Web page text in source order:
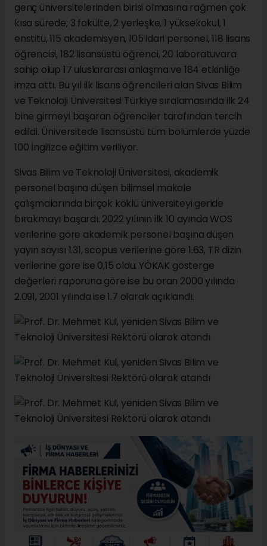
genç üniversitelerinden birisi olmasına rağmen çok
kısa sürede; 3 fakülte, 2 yerleşke, 1 yüksekokul, 1
enstitü, 115 akademisyen, 105 idari personel, 118 lisans
öğrencisi, 182 lisansüstü öğrenci, 20 laboratuvara
sahip olup 17 uluslararası anlaşma ve 184 etkinliğe
imza attı. Bu yıl ilk lisans öğrencileri alan Sivas Bilim
ve Teknoloji Üniversitesi Türkiye sıralamasında ilk 24
bine girmeyi başaran öğrenciler tarafından tercih
edildi. Üniversitede lisansüstü tüm bölümlerde yüzde
100 İngilizce eğitim veriliyor.
Sivas Bilim ve Teknoloji Üniversitesi, akademik
personel başına düşen bilimsel makale
çalışmalarında birçok köklü üniversiteyi geride
bırakmayı başardı. 2022 yılının ilk 10 ayında WOS
verilerine göre akademik personel başına düşen
yayın sayısı 1.31, scopus verilerine göre 1.63, TR dizin
verilerine göre ise 0,15 oldu. YÖKAK gösterge
değerleri raporuna göre ise bu oran 2000 yılında
2.091, 2001 yılında ise 1.7 olarak açıklandı.